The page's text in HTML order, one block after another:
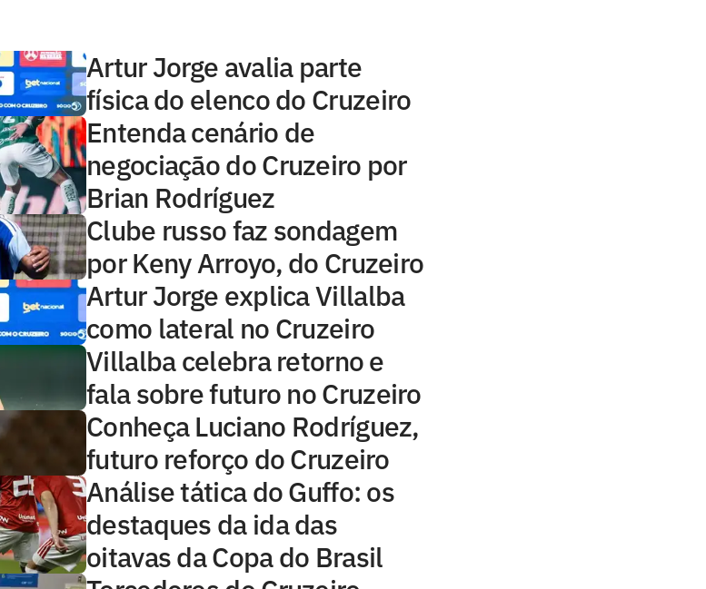
Artur Jorge avalia parte
física do elenco do Cruzeiro
Entenda cenário de
negociação do Cruzeiro por
Brian Rodríguez
Clube russo faz sondagem
por Keny Arroyo, do Cruzeiro
Artur Jorge explica Villalba
como lateral no Cruzeiro
Villalba celebra retorno e
fala sobre futuro no Cruzeiro
Conheça Luciano Rodríguez,
futuro reforço do Cruzeiro
Análise tática do Guffo: os
destaques da ida das
oitavas da Copa do Brasil